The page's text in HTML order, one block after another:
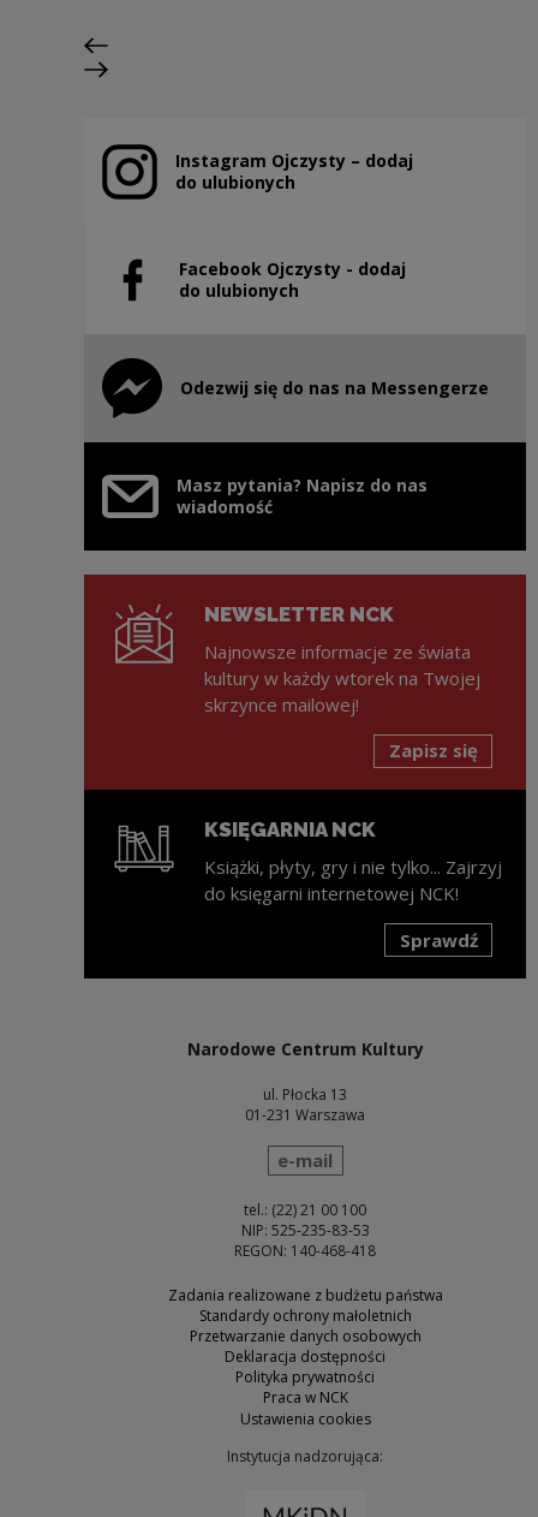
Poprzedni slajd
Następny slajd
Instagram Ojczysty – dodaj
do ulubionych
Uwaga, link zostanie otwarty w nowym oknie
Facebook Ojczysty - dodaj
do ulubionych
Uwaga, link zostanie otwarty w nowym oknie
Odezwij się do nas na Messengerze
Uwaga, link zostanie otwarty w nowym oknie
Masz pytania? Napisz do nas
wiadomość
NEWSLETTER NCK
Najnowsze informacje ze świata
kultury w każdy wtorek na Twojej
skrzynce mailowej!
Zapisz się
KSIĘGARNIA NCK
Książki, płyty, gry i nie tylko... Zajrzyj
do księgarni internetowej NCK!
Sprawdź
Narodowe Centrum Kultury
ul. Płocka 13
01-231 Warszawa
wyślij wiadomość
e-mail
tel.: (22) 21 00 100
NIP: 525-235-83-53
REGON: 140-468-418
Zadania realizowane z budżetu państwa
Standardy ochrony małoletnich
Przetwarzanie danych osobowych
Deklaracja dostępności
Polityka prywatności
Praca w NCK
Ustawienia cookies
Instytucja nadzorująca: